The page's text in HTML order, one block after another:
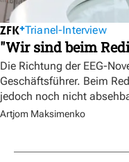
Trianel-Interview
"Wir sind beim
Die Richtung der EEG-
Geschäftsführer. Beim
jedoch noch nicht
Artjom Maksimenko